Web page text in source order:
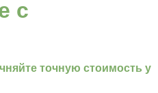
с
точную стоимость у